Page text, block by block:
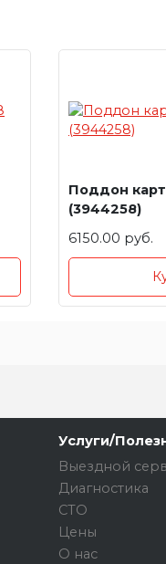
Поддон
(3944258)
6150.00 руб.
Услуги/
Выездной
Диагностика
СТО
Цены
О нас